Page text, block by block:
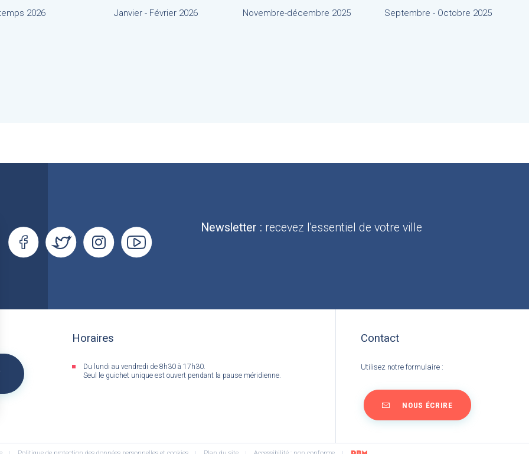
2026 Janvier - Février 2026 Novembre-décembre 2025 Septembre - Octobre 2025
Newsletter : recevez l'essentiel de votre ville
Horaires
Du lundi au vendredi de 8h30 à 17h30.
Seul le guichet unique est ouvert pendant la pause méridienne.
Contact
Utilisez notre formulaire :
NOUS ÉCRIRE